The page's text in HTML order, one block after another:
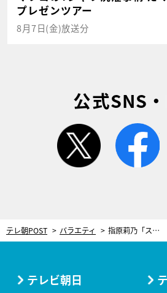
プレゼンツアー
8月7日(金)放送分
公式SNS
twitter
テレ朝POST バラエティ 指原莉乃「スゴイことしてる…ヤバイ!!」とドキドキ！“夢のMYベストロケ弁”作りで、大はしゃぎ
テレビ朝日